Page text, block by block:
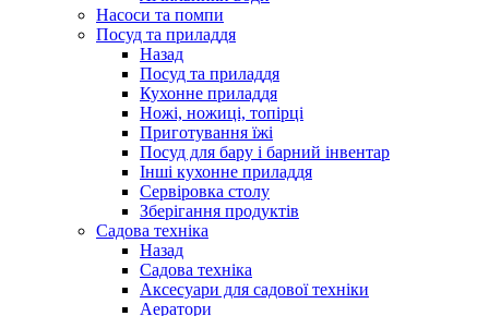
Насоси та помпи
Посуд та приладдя
Назад
Посуд та приладдя
Кухонне приладдя
Ножі, ножиці, топірці
Приготування їжі
Посуд для бару і барний інвентар
Інші кухонне приладдя
Сервіровка столу
Зберігання продуктів
Садова техніка
Назад
Садова техніка
Аксесуари для садової техніки
Аератори